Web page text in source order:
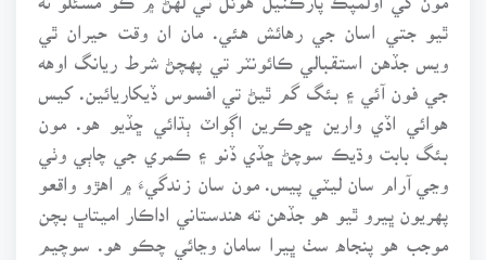
ٿيو جتي اسان جي رهائش هئي. مان ان وقت حيران ٿي
ويس جڏهن استقبالي ڪائونٽر تي پهچڻ شرط ريانگ اوهه
جي فون آئي ۽ بئگ گم ٿيڻ تي افسوس ڏيکاريائين. کيس
هوائي اڏي وارين ڇوڪرين اڳواٽ ٻڌائي ڇڏيو هو. مون
بئگ بابت وڌيڪ سوچڻ ڇڏي ڏنو ۽ ڪمري جي چاٻي وٺي
وڃي آرام سان ليٽي پيس. مون سان زندگيءَ ۾ اهڙو واقعو
پهريون ڀيرو ٿيو هو جڏهن ته هندستاني اداڪار اميتاڀ بچن
موجب هو پنجاه سٺ ڀيرا سامان وڃائي چڪو هو. سوچيم